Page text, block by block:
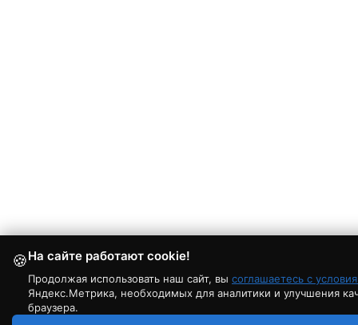
🍪На сайте работают cookie!
Продолжая использовать наш сайт, вы соглашаетесь с
Яндекс.Метрика, необходимых для аналитики и улучшения
браузера.